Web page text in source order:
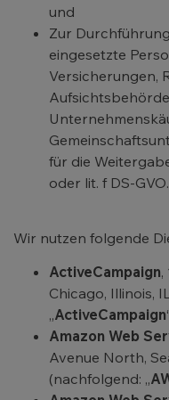
und
Zur
eingesetzte
Versicherungen,
für die
oder lit. f DS-GVO.
Wir nutzen folgende
ActiveCampaign,
Chicago, Illinois,
„ActiveCampaign
Amazon Web
Avenue North,
(nachfolgend: „